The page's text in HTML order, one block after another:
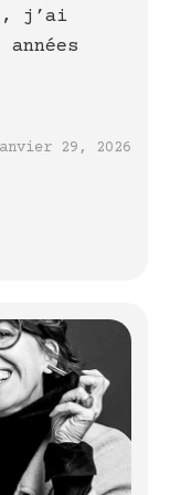
j’ai
29, 2026